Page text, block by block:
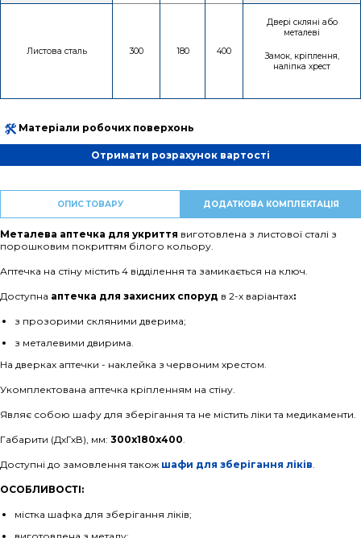
Листова сталь 300 180 400
Двері скляні або
металеві
Замок, кріплення,
наліпка хрест
Матеріали робочих поверхонь
Отримати розрахунок вартості
ОПИС ТОВАРУ ДОДАТКОВА КОМПЛЕКТАЦІЯ
Металева аптечка для укриття виготовлена з листової сталі з
порошковим покриттям білого кольору.
Аптечка на стіну містить 4 відділення та замикається на ключ.
Доступна аптечка для захисних споруд в 2-х варіантах:
з прозорими скляними дверима;
з металевими двирима.
На дверках аптечки - наклейка з червоним хрестом.
Укомплектована аптечка кріпленням на стіну.
Являє собою шафу для зберігання та не містить ліки та медикаменти.
Габарити (ДхГхВ), мм: 300х180х400.
Доступні до замовлення також шафи для зберігання ліків.
ОСОБЛИВОСТІ:
містка шафка для зберігання ліків;